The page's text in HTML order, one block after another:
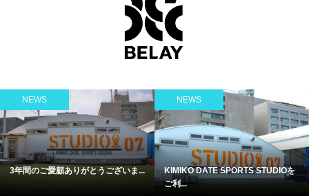
NEWS
3年間のご愛顧ありがとうございま...
NEWS
KIMIKO DATE SPORTS STUDIOを
ご利...